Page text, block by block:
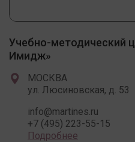
Учебно-методический
Имидж»
МОСКВА
ул. Люсиновская, д. 53
info@martines.ru
+7 (495) 223-55-15
Подробнее